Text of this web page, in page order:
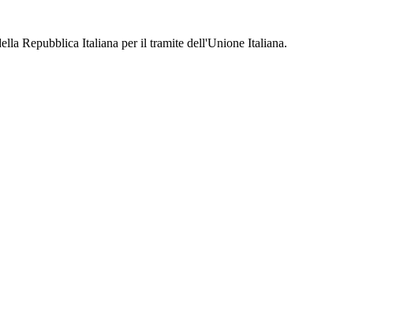
Repubblica Italiana per il tramite dell'Unione Italiana.